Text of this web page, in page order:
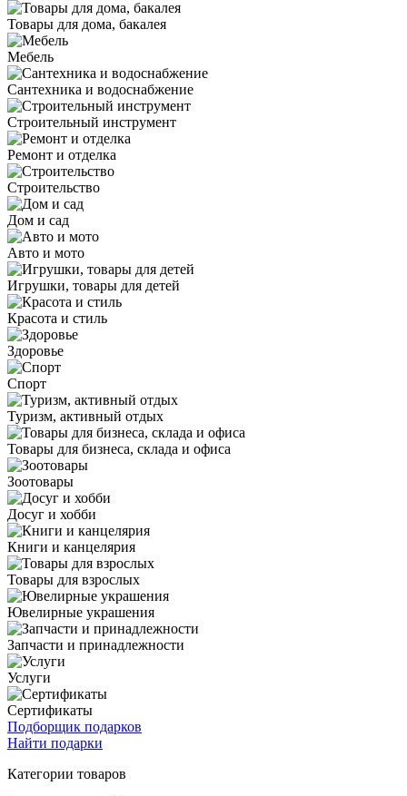
Товары для дома, бакалея
Мебель
Сантехника и водоснабжение
Строительный инструмент
Ремонт и отделка
Строительство
Дом и сад
Авто и мото
Игрушки, товары для детей
Красота и стиль
Здоровье
Спорт
Туризм, активный отдых
Товары для бизнеса, склада и офиса
Зоотовары
Досуг и хобби
Книги и канцелярия
Товары для взрослых
Ювелирные украшения
Запчасти и принадлежности
Услуги
Сертификаты
Подборщик подарков
Найти подарки
Категории товаров